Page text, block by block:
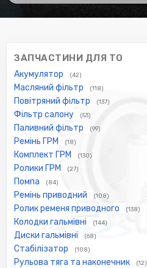
ЗАПЧАСТИНИ ДЛЯ ТО
Акумулятор (42)
Масляний фільтр (118)
Повітряний фільтр (137)
Фільтр салону (53)
Паливний фільтр (99)
Ремінь ГРМ (18)
Комплект ГРМ (130)
Ролики ГРМ (27)
Помпа (84)
Ремінь приводний (108)
Ролик ременя приводного (138)
Колодки гальмівні (144)
Диски гальмівні (68)
Стабілізатор (108)
Рульова тяга та наконечник (12)